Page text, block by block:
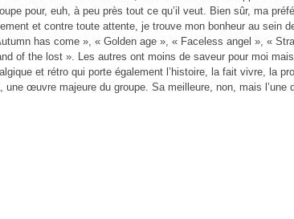
pour, euh, à peu près tout ce qu’il veut. Bien sûr, ma
et contre toute attente, je trouve mon bonheur au sein
has come », « Golden age », « Faceless angel », «
of the lost ». Les autres ont moins de saveur pour moi
et rétro qui porte également l’histoire, la fait vivre, la
une œuvre majeure du groupe. Sa meilleure, non, mais l’une